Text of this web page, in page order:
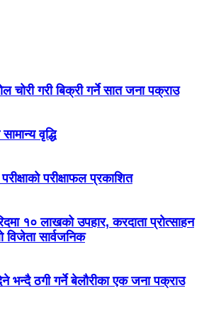
चोरी गरी बिक्री गर्ने सात जना पक्राउ
वृद्धि
परीक्षाफल प्रकाशित
१० लाखको उपहार, करदाता प्रोत्साहन
विजेता सार्वजनिक
भन्दै ठगी गर्ने बेलौरीका एक जना पक्राउ